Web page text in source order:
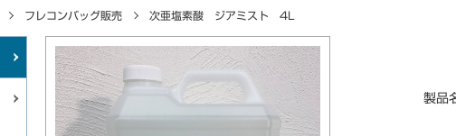
フレコンバッグ販売 次亜塩素酸 ジアミスト 4L
製品